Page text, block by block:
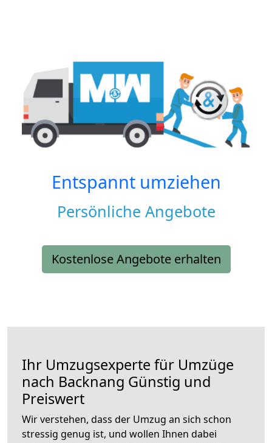
Entspannt umziehen
Persönliche Angebote
Kostenlose Angebote erhalten
Ihr Umzugsexperte für Umzüge
nach Backnang Günstig und
Preiswert
Wir verstehen, dass der Umzug an sich schon
stressig genug ist, und wollen Ihnen dabei